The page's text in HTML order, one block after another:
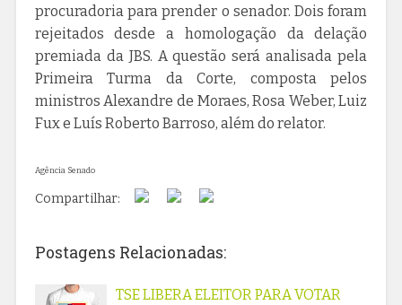
procuradoria para prender o senador. Dois foram
rejeitados desde a homologação da delação
premiada da JBS. A questão será analisada pela
Primeira Turma da Corte, composta pelos
ministros Alexandre de Moraes, Rosa Weber, Luiz
Fux e Luís Roberto Barroso, além do relator.
Agência Senado
Compartilhar:
Postagens Relacionadas:
TSE LIBERA ELEITOR PARA VOTAR